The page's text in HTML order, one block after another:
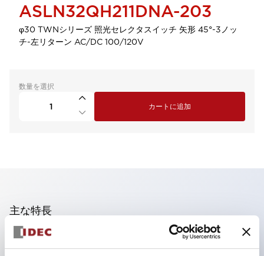
ASLN32QH211DNA-203
φ30 TWNシリーズ 照光セレクタスイッチ 矢形 45°-3ノッ
チ-左リターン AC/DC 100/120V
数量を選択
カートに追加
主な特長
照光ユニットの低電圧タイプ(6～24Vタイプ)は2026